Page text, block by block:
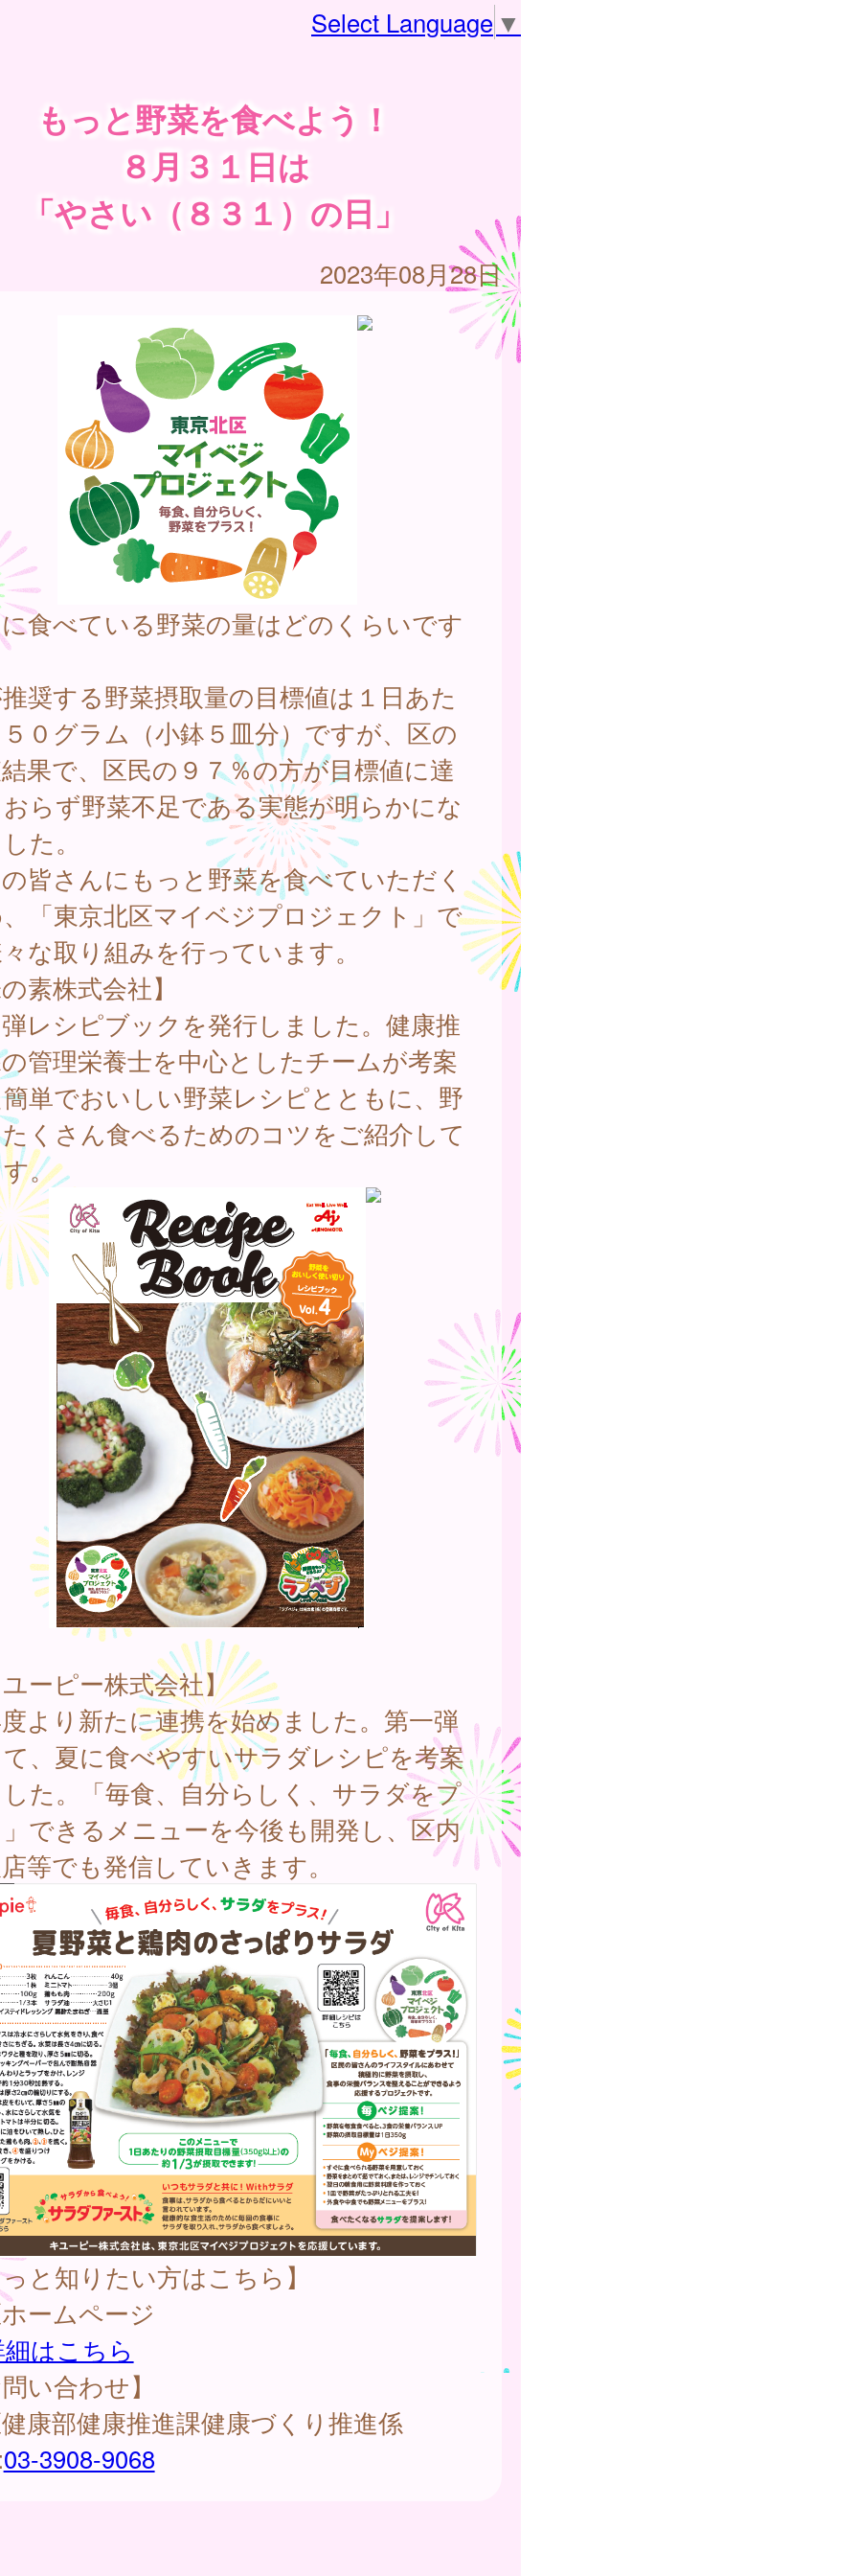
Select Language ▼
もっと野菜を食べよう！
８月３１日は
「やさい（８３１）の日」
2023年08月28日
食べている野菜の量はどのくらいです
奨する野菜摂取量の目標値は１日あた
０グラム（小鉢５皿分）ですが、区の
果で、区民の９７％の方が目標値に達
らず野菜不足である実態が明らかにな
た。
皆さんにもっと野菜を食べていただく
「東京北区マイベジプロジェクト」で
な取り組みを行っています。
素株式会社】
レシピブックを発行しました。健康推
管理栄養士を中心としたチームが考案
単でおいしい野菜レシピとともに、野
くさん食べるためのコツをご紹介して
。
ーピー株式会社】
より新たに連携を始めました。第一弾
、夏に食べやすいサラダレシピを考案
た。「毎食、自分らしく、サラダをプ
できるメニューを今後も開発し、区内
等でも発信していきます。
と知りたい方はこちら】
ームページ
はこちら
い合わせ】
康部健康推進課健康づくり推進係
03-3908-9068